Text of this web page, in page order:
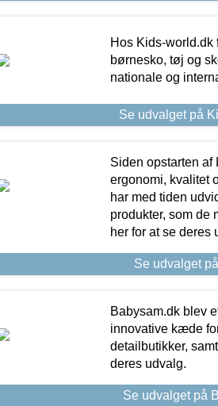
Hos Kids-
børnesko, tøj og
nationale og
Se udvalget på
Siden opstarten af
ergonomi, kvalitet
har med tiden
produkter, som de
her for at se deres
Se udvalget
Babysam.dk blev
innovative kæde
detailbutikker,
deres udvalg.
Se udvalget på